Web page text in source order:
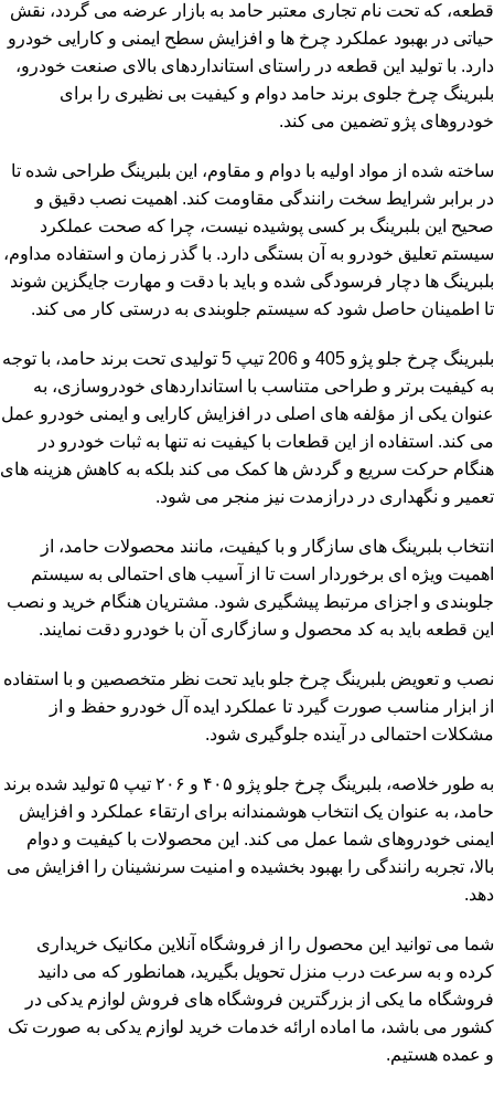
قطعه، که تحت نام تجاری معتبر حامد به بازار عرضه می گردد، نقش
حیاتی در بهبود عملکرد چرخ ها و افزایش سطح ایمنی و کارایی خودرو
دارد. با تولید این قطعه در راستای استانداردهای بالای صنعت خودرو،
بلبرینگ چرخ جلوی برند حامد دوام و کیفیت بی نظیری را برای
خودروهای پژو تضمین می کند.
ساخته شده از مواد اولیه با دوام و مقاوم، این بلبرینگ طراحی شده تا
در برابر شرایط سخت رانندگی مقاومت کند. اهمیت نصب دقیق و
صحیح این بلبرینگ بر کسی پوشیده نیست، چرا که صحت عملکرد
سیستم تعلیق خودرو به آن بستگی دارد. با گذر زمان و استفاده مداوم،
بلبرینگ ها دچار فرسودگی شده و باید با دقت و مهارت جایگزین شوند
تا اطمینان حاصل شود که سیستم جلوبندی به درستی کار می کند.
بلبرینگ چرخ جلو پژو 405 و 206 تیپ 5 تولیدی تحت برند حامد، با توجه
به کیفیت برتر و طراحی متناسب با استانداردهای خودروسازی، به
عنوان یکی از مؤلفه های اصلی در افزایش کارایی و ایمنی خودرو عمل
می کند. استفاده از این قطعات با کیفیت نه تنها به ثبات خودرو در
هنگام حرکت سریع و گردش ها کمک می کند بلکه به کاهش هزینه های
تعمیر و نگهداری در درازمدت نیز منجر می شود.
انتخاب بلبرینگ های سازگار و با کیفیت، مانند محصولات حامد، از
اهمیت ویژه ای برخوردار است تا از آسیب های احتمالی به سیستم
جلوبندی و اجزای مرتبط پیشگیری شود. مشتریان هنگام خرید و نصب
این قطعه باید به کد محصول و سازگاری آن با خودرو دقت نمایند.
نصب و تعویض بلبرینگ چرخ جلو باید تحت نظر متخصصین و با استفاده
از ابزار مناسب صورت گیرد تا عملکرد ایده آل خودرو حفظ و از
مشکلات احتمالی در آینده جلوگیری شود.
به طور خلاصه، بلبرینگ چرخ جلو پژو ۴۰۵ و ۲۰۶ تیپ ۵ تولید شده برند
حامد، به عنوان یک انتخاب هوشمندانه برای ارتقاء عملکرد و افزایش
ایمنی خودروهای شما عمل می کند. این محصولات با کیفیت و دوام
بالا، تجربه رانندگی را بهبود بخشیده و امنیت سرنشینان را افزایش می
دهد.
شما می توانید این محصول را از فروشگاه آنلاین مکانیک خریداری
کرده و به سرعت درب منزل تحویل بگیرید، همانطور که می دانید
فروشگاه ما یکی از بزرگترین فروشگاه های فروش لوازم یدکی در
کشور می باشد، ما اماده ارائه خدمات خرید لوازم یدکی به صورت تک
و عمده هستیم.